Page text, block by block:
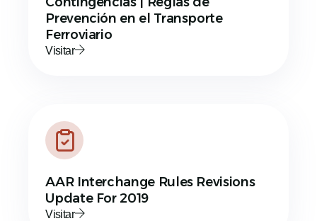
Prevención en el Transporte
Ferroviario
Visitar
AAR Interchange Rules Revisions
Update For 2019
Visitar